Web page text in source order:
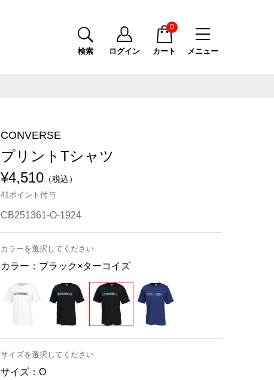
メニュー
検索 ログイン カート
0
CONVERSE
プリントTシャツ
¥4,510 （税込）
41ポイント付与
CB251361-O-1924
カラーを選択してください
カラー： ブラック×ターコイズ
サイズを選択してください
サイズ： O